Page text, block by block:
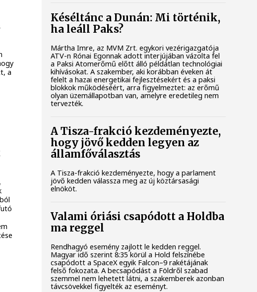
a
Késéltánc a Dunán: Mi történik,
ha leáll Paks?
Mártha Imre, az MVM Zrt. egykori vezérigazgatója
ATV-n Rónai Egonnak adott interjújában vázolta fel
a Paksi Atomerőmű előtt álló példátlan technológiai
kihívásokat. A szakember, aki korábban éveken át
felelt a hazai energetikai fejlesztésekért és a paksi
blokkok működéséért, arra figyelmeztet: az erőmű
olyan üzemállapotban van, amelyre eredetileg nem
tervezték.
A Tisza-frakció kezdeményezte,
hogy jövő kedden legyen az
államfőválasztás
A Tisza-frakció kezdeményezte, hogy a parlament
jövő kedden válassza meg az új köztársasági
elnököt.
Valami óriási csapódott a Holdba
ma reggel
Rendhagyó esemény zajlott le kedden reggel.
Magyar idő szerint 8:35 körül a Hold felszínébe
csapódott a SpaceX egyik Falcon–9 rakétájának
felső fokozata. A becsapódást a Földről szabad
szemmel nem lehetett látni, a szakemberek azonban
távcsövekkel figyelték az eseményt.